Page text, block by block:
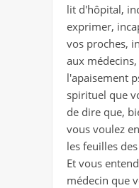
lit d'hôpital,
exprimer,
vos proches,
aux
l'apaisement
spirituel que
de dire que,
vous voulez
les feuilles
Et vous
médecin que